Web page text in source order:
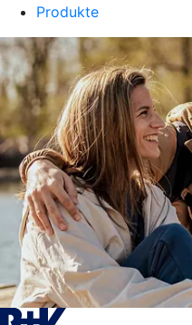
Produkte